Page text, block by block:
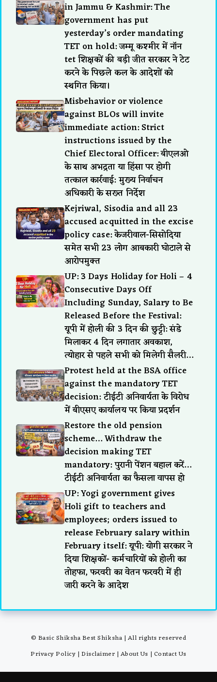
in Jammu & Kashmir: The
government has put
yesterday’s order mandating
TET on hold: जम्मू कश्मीर में नॉन
tet शिक्षकों की बड़ी जीत सरकार ने टेट
करने के पिछले कल के आदेशों को
स्थगित किया।
Misbehavior or violence
against BLOs will invite
immediate action: Strict
instructions issued by the
Chief Electoral Officer: बीएलओ
के साथ अभद्रता या हिंसा पर होगी
तत्काल कार्रवाई: मुख्य निर्वाचन
अधिकारी के सख्त निर्देश
Kejriwal, Sisodia and all 23
accused acquitted in the excise
policy case: केजरीवाल-सिसोदिया
समेत सभी 23 लोग आबकारी घोटाले से
आरोपमुक्त
UP: 3 Days Holiday for Holi – 4
Consecutive Days Off
Including Sunday, Salary to Be
Released Before the Festival:
यूपी में होली की 3 दिन की छुट्टी: संडे
मिलाकर 4 दिन लगातार अवकाश,
त्योहार से पहले सभी को मिलेगी सैलरी…
Protest held at the BSA office
against the mandatory TET
decision: टीईटी अनिवार्यता के विरोध
में बीएसए कार्यालय पर किया प्रदर्शन
Restore the old pension
scheme… Withdraw the
decision making TET
mandatory: पुरानी पेंशन बहाल करें…
टीईटी अनिवार्यता का फैसला वापस हो
UP: Yogi government gives
Holi gift to teachers and
employees; orders issued to
release February salary within
February itself: यूपी: योगी सरकार ने
दिया शिक्षकों- कर्मचारियों को होली का
तोहफा, फरवरी का वेतन फरवरी में ही
जारी करने के आदेश
© Basic Shiksha Best Shiksha | All rights reserved
Privacy Policy |Disclaimer | About Us | Contact Us